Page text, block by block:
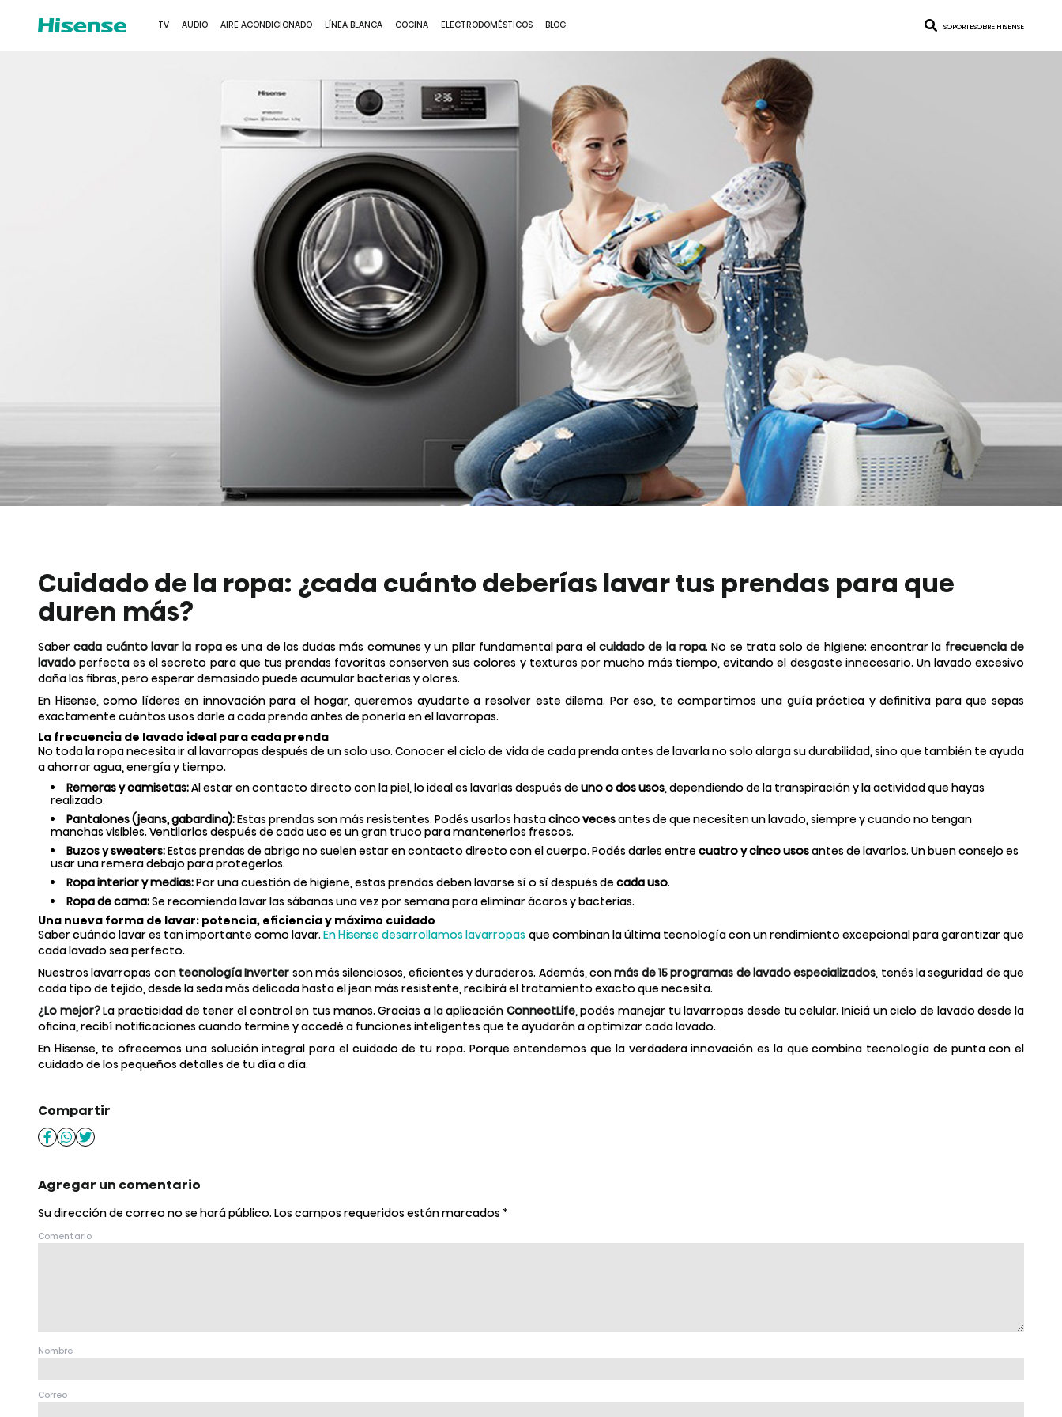
TV AUDIO AIRE ACONDICIONADO LÍNEA BLANCA COCINA ELECTRODOMÉSTICOS BLOG SOPORTESOBRE HISENSE
Cuidado de la ropa: ¿cada cuánto deberías lavar tus prendas para que
duren más?
Sabercada cuánto lavar la ropaes una de las dudas más comunes y un pilar fundamental para el cuidado de la ropa. No se trata solo de higiene: encontrar la frecuencia de
lavado perfecta es el secreto para que tus prendas favoritas conserven sus colores y texturas por mucho más tiempo, evitando el desgaste innecesario. Un lavado excesivo
daña las fibras, pero esperar demasiado puede acumular bacterias y olores.
En Hisense, como líderes en innovación para el hogar, queremos ayudarte a resolver este dilema. Por eso, te compartimos una guía práctica y definitiva para que sepas
exactamente cuántos usos darle a cada prenda antes de ponerla en el lavarropas.
La frecuencia de lavado ideal para cada prenda
No toda la ropa necesita ir al lavarropas después de un solo uso. Conocer el ciclo de vida de cada prenda antes de lavarla no solo alarga su durabilidad, sino que también te ayuda
a ahorrar agua, energía y tiempo.
Remeras y camisetas:Al estar en contacto directo con la piel, lo ideal es lavarlas después de uno o dos usos, dependiendo de la transpiración y la actividad que hayas
realizado.
Pantalones (jeans, gabardina):Estas prendas son más resistentes. Podés usarlos hastacinco vecesantes de que necesiten un lavado, siempre y cuando no tengan
manchas visibles. Ventilarlos después de cada uso es un gran truco para mantenerlos frescos.
Buzos y sweaters:Estas prendas de abrigo no suelen estar en contacto directo con el cuerpo. Podés darles entre cuatro y cinco usosantes de lavarlos. Un buen consejo es
usar una remera debajo para protegerlos.
Ropa interior y medias:Por una cuestión de higiene, estas prendas deben lavarse sí o sí después de cada uso.
Ropa de cama:Se recomienda lavar las sábanas una vez por semana para eliminar ácaros y bacterias.
Una nueva forma de lavar: potencia, eficiencia y máximo cuidado
Saber cuándo lavar es tan importante como lavar.En Hisense desarrollamos lavarropas que combinan la última tecnología con un rendimiento excepcional para garantizar que
cada lavado sea perfecto.
Nuestros lavarropas con tecnología Inverter son más silenciosos, eficientes y duraderos. Además, conmás de 15 programas de lavado especializados, tenés la seguridad de que
cada tipo de tejido, desde la seda más delicada hasta el jean más resistente, recibirá el tratamiento exacto que necesita.
¿Lo mejor?La practicidad de tener el control en tus manos. Gracias a la aplicación ConnectLife, podés manejar tu lavarropas desde tu celular. Iniciá un ciclo de lavado desde la
oficina, recibí notificaciones cuando termine y accedé a funciones inteligentes que te ayudarán a optimizar cada lavado.
En Hisense, te ofrecemos una solución integral para el cuidado de tu ropa. Porque entendemos que la verdadera innovación es la que combina tecnología de punta con el
cuidado de los pequeños detalles de tu día a día.
Compartir
Agregar un comentario
Su dirección de correo no se hará público. Los campos requeridos están marcados *
Comentario
Nombre
Correo